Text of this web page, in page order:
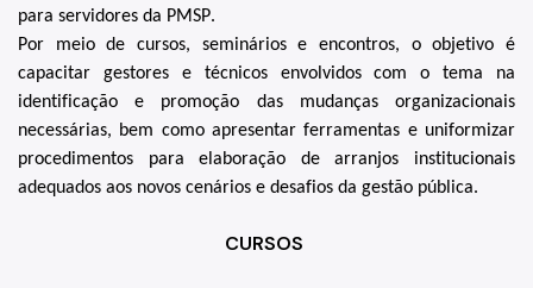
para servidores da PMSP.
Por meio de cursos, seminários e encontros, o objetivo é
capacitar gestores e técnicos envolvidos com o tema na
identificação e promoção das mudanças organizacionais
necessárias, bem como apresentar ferramentas e uniformizar
procedimentos para elaboração de arranjos institucionais
adequados aos novos cenários e desafios da gestão pública.
CURSOS